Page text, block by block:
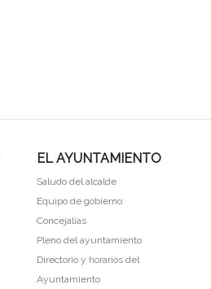
EL AYUNTAMIENTO
Saludo del alcalde
Equipo de gobierno
Concejalias
Pleno del ayuntamiento
Directorio y horarios del
Ayuntamiento